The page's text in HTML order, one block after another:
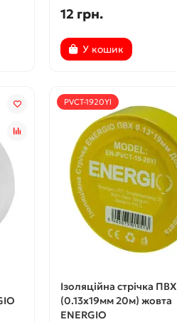
12 грн.
У кошик
PVCT-1920Yl
Ізоляційна стрічка ПВХ
(0.13x19мм 20м) жовта
ENERGIO